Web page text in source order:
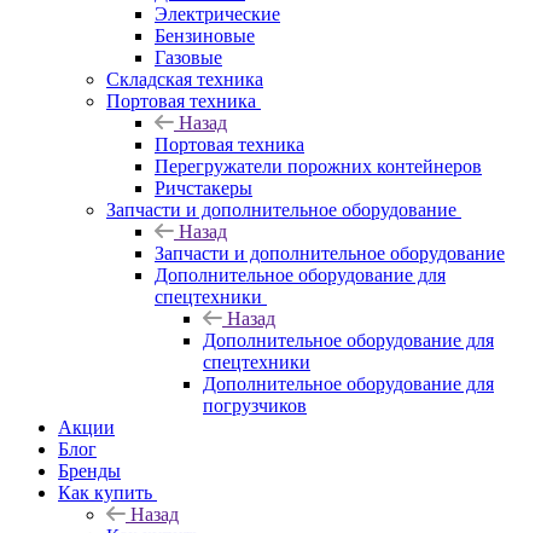
Электрические
Бензиновые
Газовые
Складская техника
Портовая техника
Назад
Портовая техника
Перегружатели порожних контейнеров
Ричстакеры
Запчасти и дополнительное оборудование
Назад
Запчасти и дополнительное оборудование
Дополнительное оборудование для
спецтехники
Назад
Дополнительное оборудование для
спецтехники
Дополнительное оборудование для
погрузчиков
Акции
Блог
Бренды
Как купить
Назад